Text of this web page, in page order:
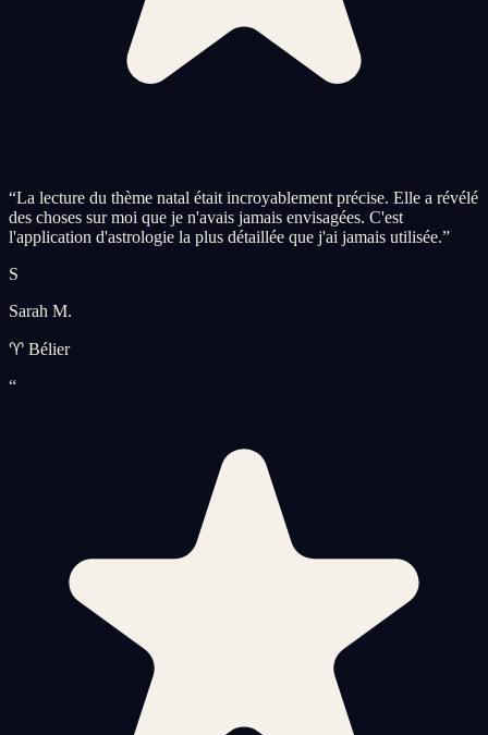
“La lecture du thème natal était incroyablement précise. Elle a révélé
des choses sur moi que je n'avais jamais envisagées. C'est
l'application d'astrologie la plus détaillée que j'ai jamais utilisée.”
S
Sarah M.
♈ Bélier
“